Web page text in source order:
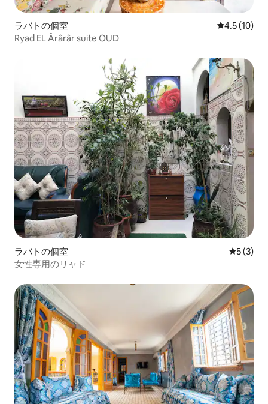
ラバトの個室 レビュー10
4.5 (10)
Ryad EL Ârârâr suite OUD
ラバトの個室 レビュー
5 (3)
女性専用のリャド